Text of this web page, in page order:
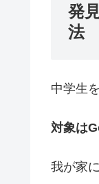
発
法
中学生
対象は
我が家